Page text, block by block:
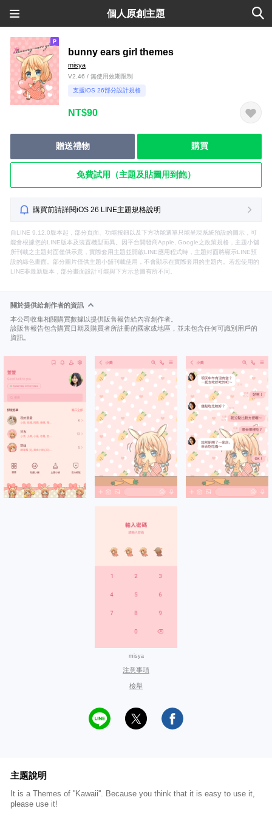
個人原創主題
bunny ears girl themes
misya
V2.46 / 無使用效期限制
支援iOS 26部分設計規格
NT$90
贈送禮物 購買
免費試用（主題及貼圖用到飽）
購買前請詳閱iOS 26 LINE主題規格說明
自LINE 9.12.0版本起，部分頁面、功能按鈕以及下方功能選單只能呈現系統預設的圖示，可
能會根據您的LINE版本及裝置機型而異。因平台開發商Apple, Google之政策規格，主題小舖
所刊載之主題封面僅供示意，實際套用主題並開啟LINE應用程式時，主題封面將顯示LINE預
設的綠色畫面。部分圖片僅供主題小舖刊載使用，不會顯示在實際套用的主題內。若您使用的
LINE非最新版本，部分畫面設計可能與下方示意圖有所不同。
關於提供給創作者的資訊
本公司收集相關購買數據以提供販售報告給內容創作者。
該販售報告包含購買日期及購買者所註冊的國家或地區，並未包含任何可識別用戶的
資訊。
misya
注意事項
檢舉
主題說明
It is a Themes of ''Kawaii''. Because you think that it is easy to use it,
please use it!